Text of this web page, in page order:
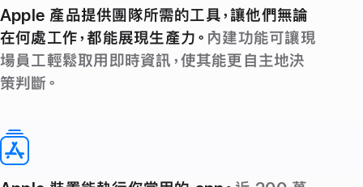
Apple 產品提供團隊所需的工具，讓他們無論
在何處工作，都能展現生產力。 內建功能可讓現
場員工輕鬆取用即時資訊，使其能更自主地決
策判斷。